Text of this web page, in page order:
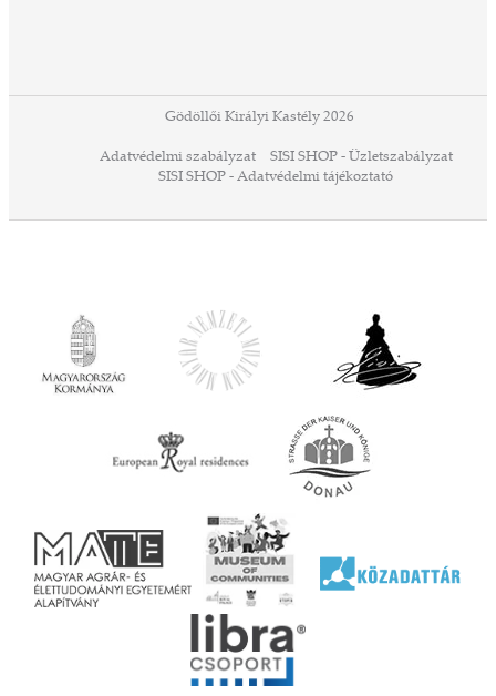
Gödöllői Királyi Kastély 2026
Adatvédelmi szabályzat
SISI SHOP - Üzletszabályzat
SISI SHOP - Adatvédelmi tájékoztató